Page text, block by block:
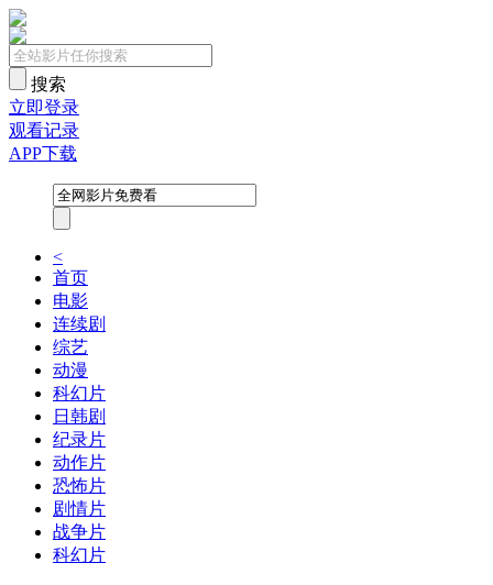
搜索
立即登录
观看记录
APP下载
<
首页
电影
连续剧
综艺
动漫
科幻片
日韩剧
纪录片
动作片
恐怖片
剧情片
战争片
科幻片